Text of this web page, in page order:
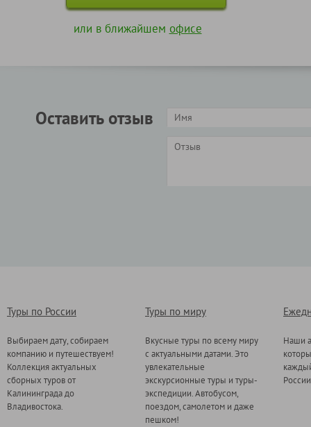
или в ближайшем офисе
Оставить отзыв
Туры по России
Выбираем дату, собираем
компанию и путешествуем!
Коллекция актуальных
сборных туров от
Калининграда до
Владивостока.
Туры по миру
Вкусные туры по всему миру
с актуальными датами. Это
увлекательные
экскурсионные туры и туры-
экспедиции. Автобусом,
поездом, самолетом и даже
пешком!
Наши